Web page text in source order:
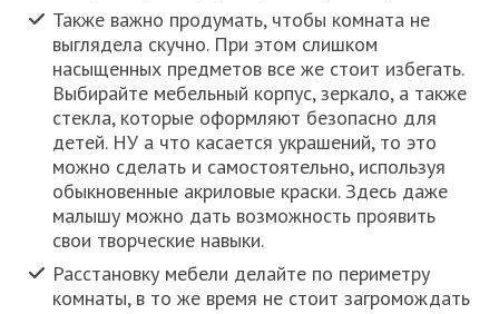
Также важно продумать, чтобы комната не
выглядела скучно. При этом слишком
насыщенных предметов все же стоит избегать.
Выбирайте мебельный корпус, зеркало, а также
стекла, которые оформляют безопасно для
детей. НУ а что касается украшений, то это
можно сделать и самостоятельно, используя
обыкновенные акриловые краски. Здесь даже
малышу можно дать возможность проявить
свои творческие навыки.
Расстановку мебели делайте по периметру
комнаты, в то же время не стоит загромождать